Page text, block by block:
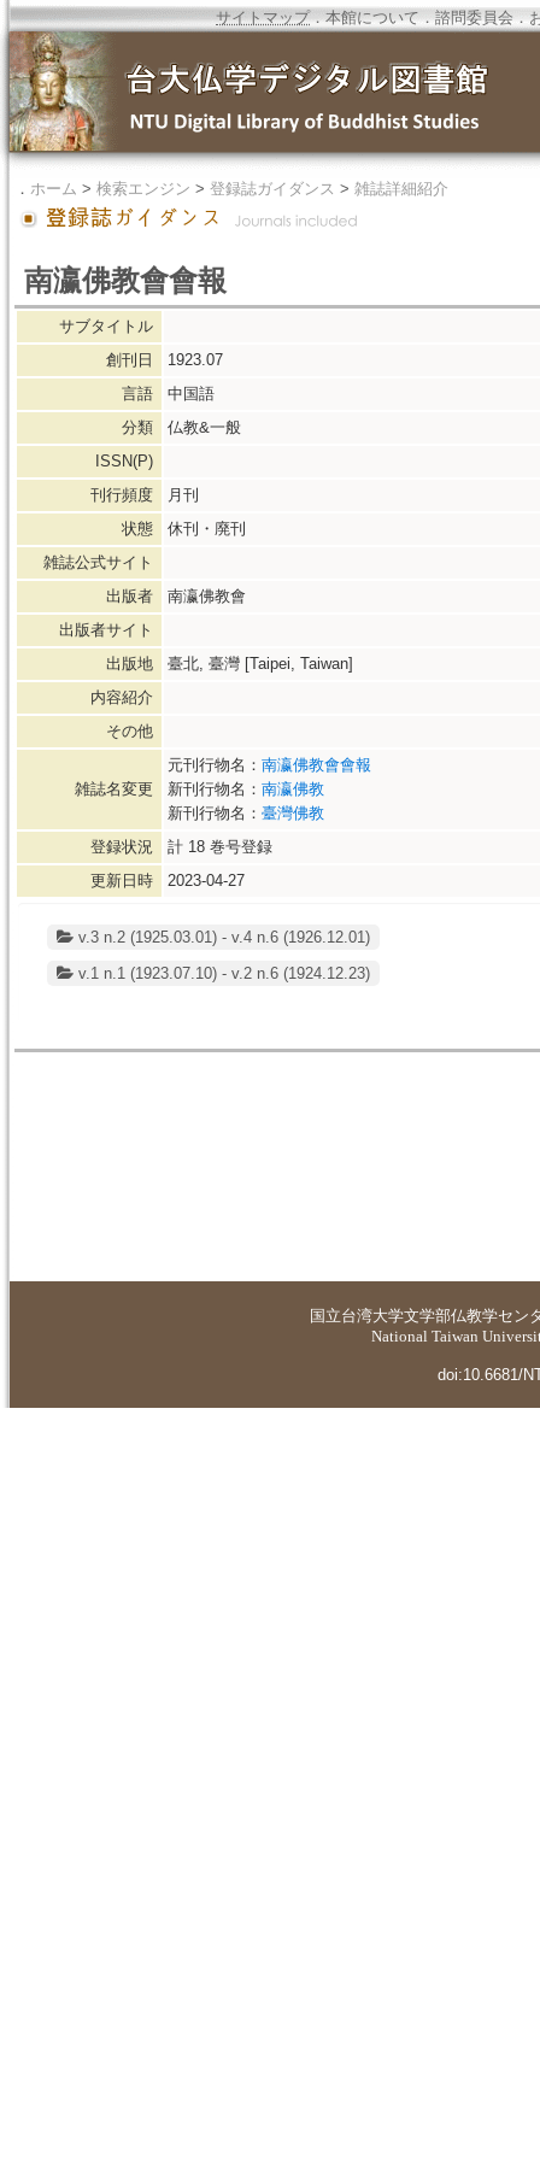
サイトマップ．本館について．諮問委員会．
． ホーム > 検索エンジン > 登録誌ガイダンス > 雑誌詳細紹介
南瀛佛教會會報
サブタイトル
創刊日
1923.07
言語
中国語
分類
仏教&一般
ISSN(P)
刊行頻度
月刊
状態
休刊・廃刊
雑誌公式サイト
出版者
南瀛佛教會
出版者サイト
出版地
臺北, 臺灣 [Taipei, Taiwan]
内容紹介
その他
雑誌名変更
元刊行物名： 南瀛佛教會會報
新刊行物名： 南瀛佛教
新刊行物名： 臺灣佛教
登録状況
計 18 巻号登録
更新日時
2023-04-27
v.3 n.2 (1925.03.01) - v.4 n.6 (1926.12.01)
v.1 n.1 (1923.07.10) - v.2 n.6 (1924.12.23)
国立台湾大学文学部仏教学セン
National Taiwan
doi:10.6681/